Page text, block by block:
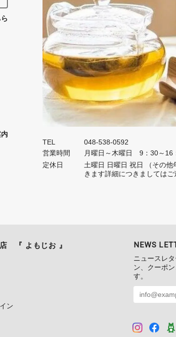
TEL
048-538-0592
営業時間
月曜日～木曜日 9：30～
定休日
土曜日 日曜日 祝日 （その
きます詳細につきましてはご
『 よもじお 』
ン
NEWS
ニュースレ
ン、クーポ
す。